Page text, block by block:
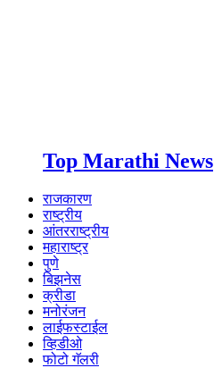
Top Marathi News
राजकारण
राष्ट्रीय
आंतरराष्ट्रीय
महाराष्ट्र
पुणे
बिझनेस
क्रीडा
मनोरंजन
लाईफस्टाईल
व्हिडीओ
फोटो गॅलरी